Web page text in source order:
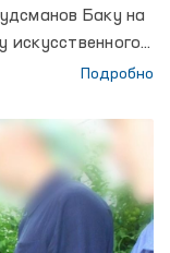
Баку на
искусственного
и
Подробно